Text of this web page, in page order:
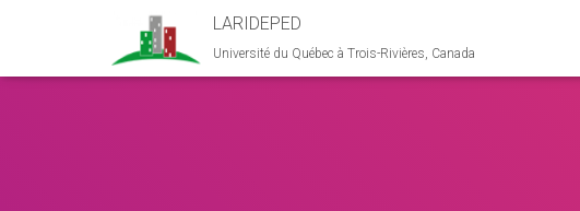
LARIDEPED
Université du Québec à Trois-Rivières, Canada